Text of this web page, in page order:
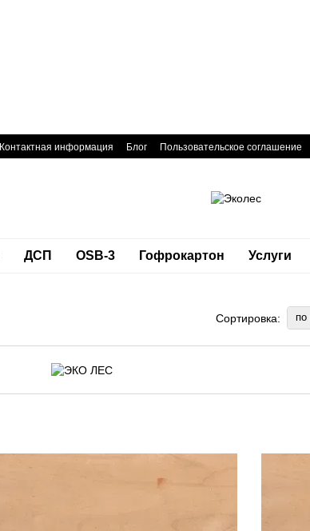
Контактная информация Блог Пользовательское соглашение
ДСП OSB-3 Гофрокартон Услуги
Сортировка: по